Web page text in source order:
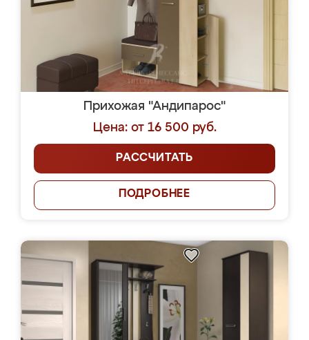
Прихожая "Андипарос"
Цена: от 16 500 руб.
РАССЧИТАТЬ
ПОДРОБНЕЕ